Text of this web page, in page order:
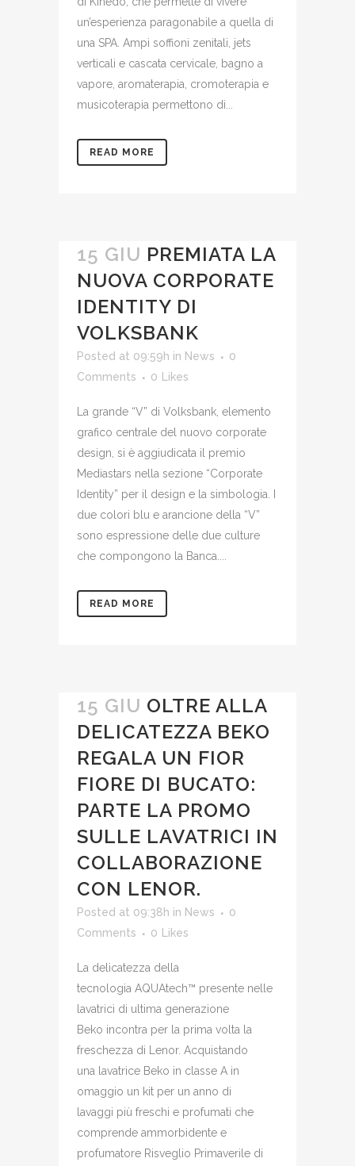
un’esperienza paragonabile a quella di
una SPA. Ampi soffioni zenitali, jets
verticali e cascata cervicale, bagno a
vapore, aromaterapia, cromoterapia e
musicoterapia permettono di...
READ MORE
15 GIU PREMIATA LA
NUOVA CORPORATE
IDENTITY DI
VOLKSBANK
Posted at 09:59h in News
0
Comments
0 Likes
La grande “V” di Volksbank, elemento
grafico centrale del nuovo corporate
design, si è aggiudicata il premio
Mediastars nella sezione “Corporate
Identity” per il design e la simbologia. I
due colori blu e arancione della “V”
sono espressione delle due culture
che compongono la Banca....
READ MORE
15 GIU OLTRE ALLA
DELICATEZZA BEKO
REGALA UN FIOR
FIORE DI BUCATO:
PARTE LA PROMO
SULLE LAVATRICI IN
COLLABORAZIONE
CON LENOR.
Posted at 09:38h in News
0
Comments
0 Likes
La delicatezza della
tecnologia AQUAtech™ presente nelle
lavatrici di ultima generazione
Beko incontra per la prima volta la
freschezza di Lenor. Acquistando
una lavatrice Beko in classe A in
omaggio un kit per un anno di
lavaggi più freschi e profumati che
comprende ammorbidente e
profumatore Risveglio Primaverile di